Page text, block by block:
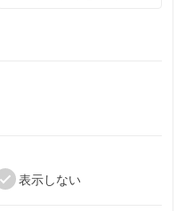
表示しない